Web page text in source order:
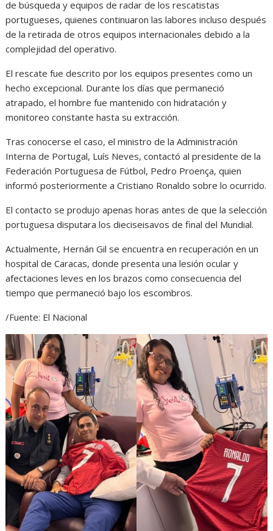
de búsqueda y equipos de radar de los rescatistas
portugueses, quienes continuaron las labores incluso después
de la retirada de otros equipos internacionales debido a la
complejidad del operativo.
El rescate fue descrito por los equipos presentes como un
hecho excepcional. Durante los días que permaneció
atrapado, el hombre fue mantenido con hidratación y
monitoreo constante hasta su extracción.
Tras conocerse el caso, el ministro de la Administración
Interna de Portugal, Luís Neves, contactó al presidente de la
Federación Portuguesa de Fútbol, Pedro Proença, quien
informó posteriormente a Cristiano Ronaldo sobre lo ocurrido.
El contacto se produjo apenas horas antes de que la selección
portuguesa disputara los dieciseisavos de final del Mundial.
Actualmente, Hernán Gil se encuentra en recuperación en un
hospital de Caracas, donde presenta una lesión ocular y
afectaciones leves en los brazos como consecuencia del
tiempo que permaneció bajo los escombros.
/Fuente: El Nacional